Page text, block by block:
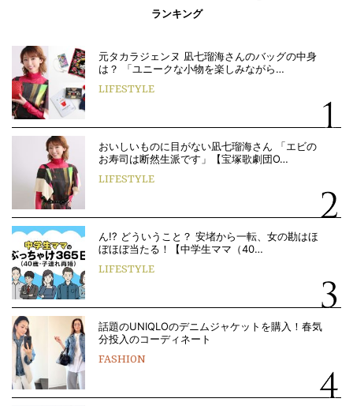
ランキング
元タカラジェンヌ 凪七瑠海さんのバッグの中身
は？ 「ユニークな小物を楽しみながら…
LIFESTYLE
おいしいものに目がない凪七瑠海さん 「エビの
お寿司は断然生派です」【宝塚歌劇団O…
LIFESTYLE
ん!? どういうこと？ 安堵から一転、女の勘はほ
ぼほぼ当たる！【中学生ママ（40…
LIFESTYLE
話題のUNIQLOのデニムジャケットを購入！春気
分投入のコーディネート
FASHION